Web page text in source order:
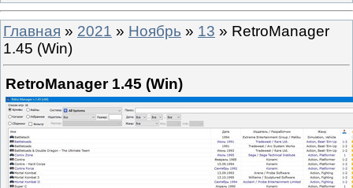
Главная » 2021 » Ноябрь » 13 » RetroManager
1.45 (Win)
RetroManager 1.45 (Win)